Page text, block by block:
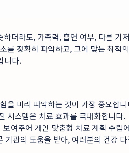
더라도, 가족력, 흡연 여부, 다른
정확히 파악하고, 그에 맞는 최
니다.
을 미리 파악하는 것이 가장 중요합
시스템은 치료 효과를 극대화합니다.
여주어 개인 맞춤형 치료 계획 수립
관의 도움을 받아, 여러분의 건강